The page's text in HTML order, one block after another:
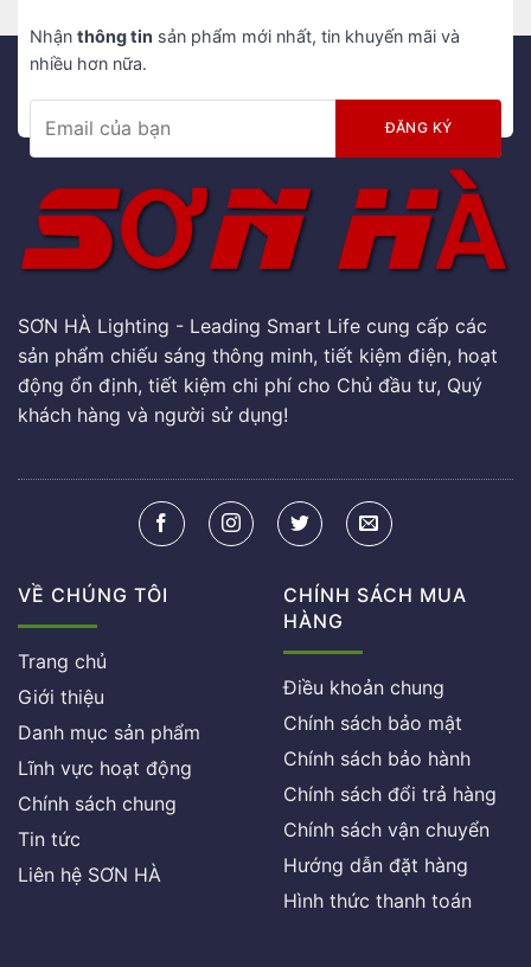
Nhận thông tin sản phẩm mới nhất, tin khuyến mãi và
nhiều hơn nữa.
SƠN HÀ Lighting - Leading Smart Life cung cấp các
sản phẩm chiếu sáng thông minh, tiết kiệm điện, hoạt
động ổn định, tiết kiệm chi phí cho Chủ đầu tư, Quý
khách hàng và người sử dụng!
VỀ CHÚNG TÔI
Trang chủ
Giới thiệu
Danh mục sản phẩm
Lĩnh vực hoạt động
Chính sách chung
Tin tức
Liên hệ SƠN HÀ
CHÍNH SÁCH MUA
HÀNG
Điều khoản chung
Chính sách bảo mật
Chính sách bảo hành
Chính sách đổi trả hàng
Chính sách vận chuyển
Hướng dẫn đặt hàng
Hình thức thanh toán